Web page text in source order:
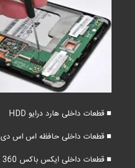
■ قطعات داخلی هارد درایو HDD
■ قطعات داخلی حافظه اس اس دی
■ قطعات داخلی ایکس باکس 360